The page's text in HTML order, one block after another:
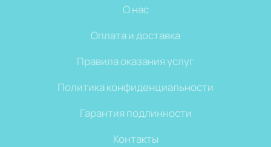
О нас
Оплата и доставка
Правила оказания услуг
Политика конфиденциальности
Гарантия подлинности
Контакты